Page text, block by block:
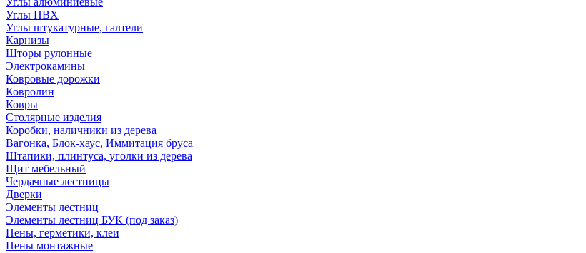
Углы ПВХ
Углы штукатурные, галтели
Карнизы
Шторы рулонные
Электрокамины
Ковровые дорожки
Ковролин
Ковры
Столярные изделия
Коробки, наличники из дерева
Вагонка, Блок-хаус, Иммитация бруса
Штапики, плинтуса, уголки из дерева
Щит мебельный
Чердачные лестницы
Дверки
Элементы лестниц
Элементы лестниц БУК (под заказ)
Пены, герметики, клеи
Пены монтажные